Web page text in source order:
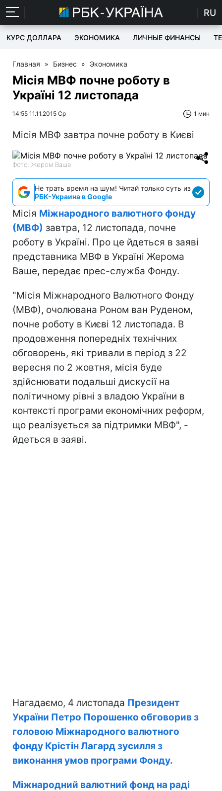
RU
КУРС ДОЛЛАРА ЭКОНОМИКА ЛИЧНЫЕ ФИНАНСЫ
Главная » Бизнес » Экономика
Місія МВФ почне роботу в
Україні 12 листопада
14:55 11.11.2015 Ср 1 мин
Місія МВФ завтра почне роботу в Києві
Фото: Жером Ваше
Не трать время на шум! Читай только суть из
РБК-Украина в Google
Місія Міжнародного валютного фонду
(МВФ) завтра, 12 листопада, почне
роботу в Україні. Про це йдеться в заяві
представника МВФ в Україні Жерома
Ваше, передає прес-служба Фонду.
"Місія Міжнародного Валютного Фонду
(МВФ), очолювана Роном ван Руденом,
почне роботу в Києві 12 листопада. В
продовження попередніх технічних
обговорень, які тривали в період з 22
вересня по 2 жовтня, місія буде
здійснювати подальші дискусії на
політичному рівні з владою України в
контексті програми економічних реформ,
що реалізується за підтримки МВФ", -
йдеться в заяві.
Нагадаємо, 4 листопада Президент
України Петро Порошенко обговорив з
головою Міжнародного валютного
фонду Крістін Лагард зусилля з
виконання умов програми Фонду.
Міжнародний валютний фонд на раді